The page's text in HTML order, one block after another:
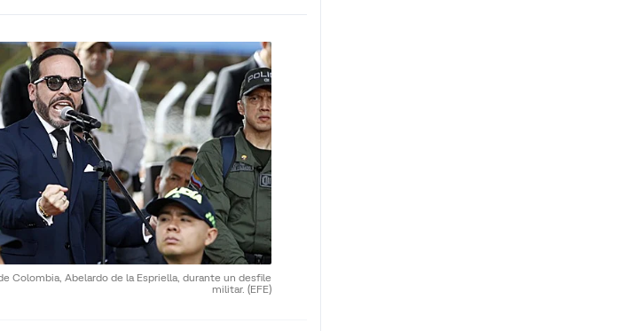
Colombia, Abelardo de la Espriella, durante un desfile
militar. (EFE)